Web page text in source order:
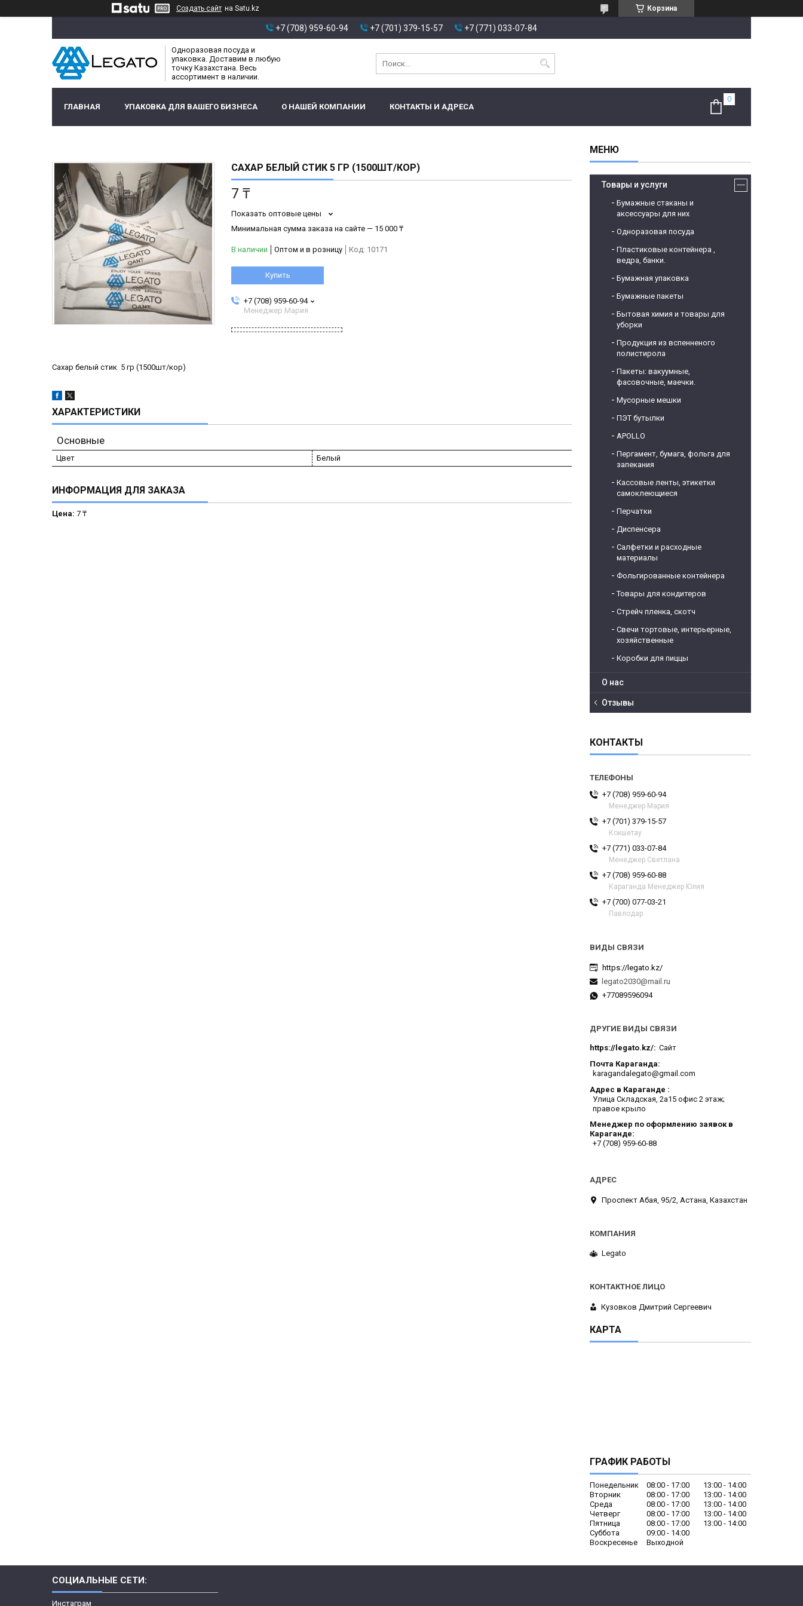
Создать сайт на Satu.kz Корзина
+7 (708) 959-60-94 +7 (701) 379-15-57 +7 (771) 033-07-84
Одноразовая посуда и
упаковка. Доставим в любую
точку Казахстана. Весь
ассортимент в наличии.
ГЛАВНАЯ УПАКОВКА ДЛЯ ВАШЕГО БИЗНЕСА О НАШЕЙ КОМПАНИИ КОНТАКТЫ И АДРЕСА
САХАР БЕЛЫЙ СТИК 5 ГР (1500ШТ/КОР)
7 ₸
Показать оптовые цены
Минимальная сумма заказа на сайте — 15 000 ₸
В наличии Оптом и в розницу Код: 10171
Купить
+7 (708) 959-60-94
Менеджер Мария
Сахар белый стик 5 гр (1500шт/кор)
ХАРАКТЕРИСТИКИ
Основные
Цвет Белый
ИНФОРМАЦИЯ ДЛЯ ЗАКАЗА
Цена: 7 ₸
Товары и услуги
Бумажные стаканы и
аксессуары для них
Одноразовая посуда
Пластиковые контейнера ,
ведра, банки.
Бумажная упаковка
Бумажные пакеты
Бытовая химия и товары для
уборки
Продукция из вспенненого
полистирола
Пакеты: вакуумные,
фасовочные, маечки.
Мусорные мешки
ПЭТ бутылки
APOLLO
Пергамент, бумага, фольга для
запекания
Кассовые ленты, этикетки
самоклеющиеся
Перчатки
Диспенсера
Салфетки и расходные
материалы
Фольгированные контейнера
Товары для кондитеров
Стрейч пленка, скотч
Свечи тортовые, интерьерные,
хозяйственные
Коробки для пиццы
О нас
Отзывы
КОНТАКТЫ
+7 (708) 959-60-94
Менеджер Мария
+7 (701) 379-15-57
Кокшетау
+7 (771) 033-07-84
Менеджер Светлана
+7 (708) 959-60-88
Караганда Менеджер Юлия
+7 (700) 077-03-21
Павлодар
https://legato.kz/
legato2030@mail.ru
+77089596094
ДРУГИЕ ВИДЫ СВЯЗИ
https://legato.kz/ Сайт
Почта Караганда
karagandalegato@gmail.com
Адрес в Караганде
​Улица Складская, 2а​15 офис 2 этаж;
правое крыло
Менеджер по оформлению заявок в
Караганде
+7 (708) 959-60-88
​Проспект Абая, 95/2, Астана, Казахстан
Legato
Кузовков Дмитрий Сергеевич
КАРТА
ГРАФИК РАБОТЫ
Понедельник 08:00 17:00 13:00
14:00
Вторник
08:00 17:00 13:00
14:00
Среда
08:00 17:00 13:00
14:00
Четверг
08:00 17:00 13:00
14:00
Пятница
08:00 17:00 13:00
14:00
Суббота
09:00
14:00
Воскресенье
Выходной
СОЦИАЛЬНЫЕ СЕТИ:
Инстаграм